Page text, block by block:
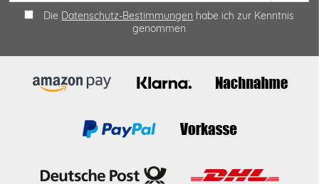
Die Datenschutz-Bestimmungen habe ich zur Kenntnis
genommen